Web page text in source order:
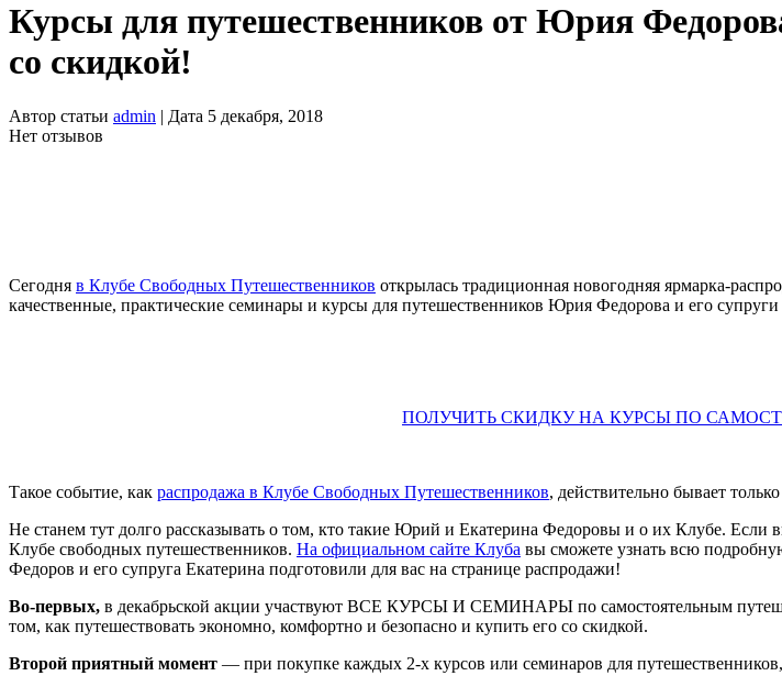
Курсы для путешественников от Юрия
со скидкой!
Автор статьи admin | Дата 5 декабря, 2018
Нет отзывов
Сегодня в Клубе Свободных Путешественников открылась традиционная новогодняя ярмарка-
качественные, практические семинары и курсы для путешественников Юрия Федорова и его
ПОЛУЧИТЬ СКИДКУ НА КУРСЫ ПО
Такое событие, как распродажа в Клубе Свободных Путешественников, действительно бывает
Не станем тут долго рассказывать о том, кто такие Юрий и Екатерина Федоровы и о их Клубе.
Клубе свободных путешественников. На официальном сайте Клуба вы сможете узнать всю
Федоров и его супруга Екатерина подготовили для вас на странице распродажи!
Во-первых, в декабрьской акции участвуют ВСЕ КУРСЫ И СЕМИНАРЫ по самостоятельным
том, как путешествовать экономно, комфортно и безопасно и купить его со скидкой.
Второй приятный момент — при покупке каждых 2-х курсов или семинаров для